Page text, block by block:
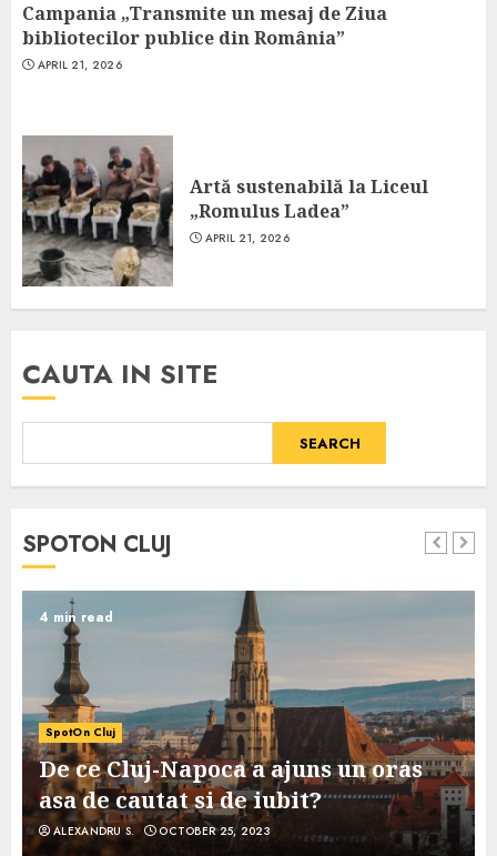
Campania „Transmite un mesaj de Ziua
bibliotecilor publice din România”
APRIL 21, 2026
Artă sustenabilă la Liceul
„Romulus Ladea”
APRIL 21, 2026
CAUTA IN SITE
SEARCH
SPOTON CLUJ
4 min read
SpotOn Cluj
De ce Cluj-Napoca a ajuns un oras
asa de cautat si de iubit?
ALEXANDRU S. OCTOBER 25, 2023